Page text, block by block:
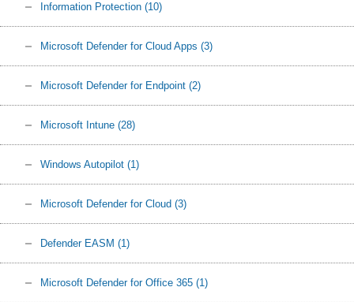
Information Protection (10)
Microsoft Defender for Cloud Apps (3)
Microsoft Defender for Endpoint (2)
Microsoft Intune (28)
Windows Autopilot (1)
Microsoft Defender for Cloud (3)
Defender EASM (1)
Microsoft Defender for Office 365 (1)